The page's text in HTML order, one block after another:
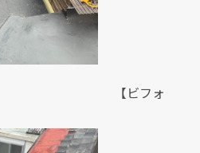
】 【ビフォ